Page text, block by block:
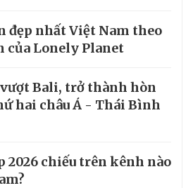
đẹp nhất Việt Nam theo
của Lonely Planet
vượt Bali, trở thành hòn
hai châu Á - Thái Bình
2026 chiếu trên kênh nào